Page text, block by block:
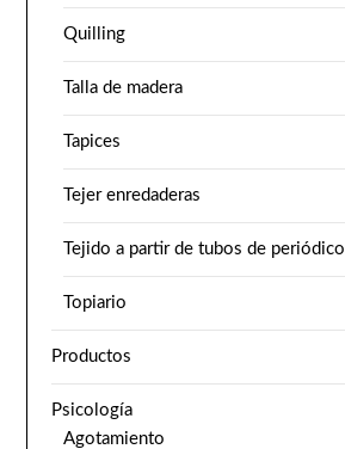
Quilling
Talla de madera
Tapices
Tejer enredaderas
Tejido a partir de tubos de periódico
Topiario
Productos
Psicología
Agotamiento